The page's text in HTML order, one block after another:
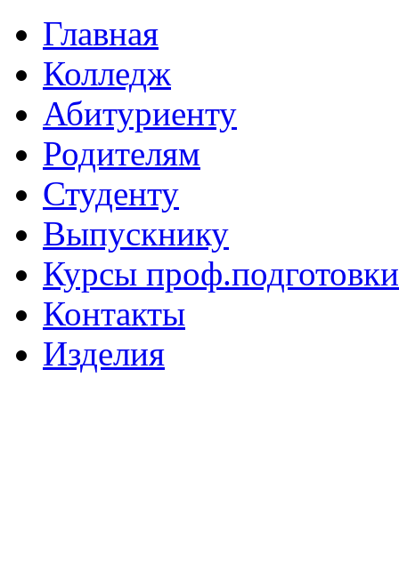
Главная
Колледж
Абитуриенту
Родителям
Студенту
Выпускнику
Курсы проф.подготовки
Контакты
Изделия